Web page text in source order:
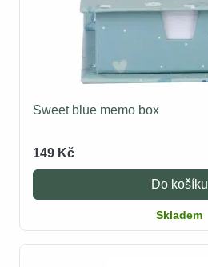
Sweet blue memo box
149 Kč
Do košíku
Skladem